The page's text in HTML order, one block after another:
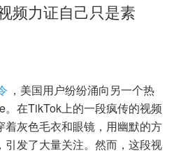
频力证自己只是素
，美国用户纷纷涌向另一个热
在TikTok上的一段疯传的视频
着灰色毛衣和眼镜，用幽默的方
发了大量关注。然而，这段视